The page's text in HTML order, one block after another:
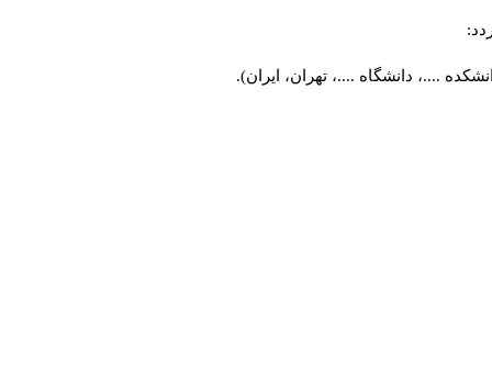
....، دانشگاه ....، تهران، ایران).